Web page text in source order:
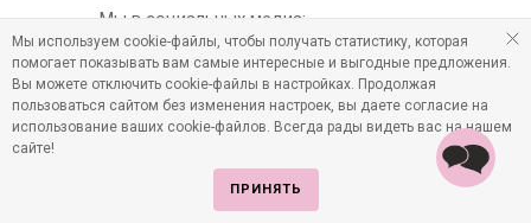
Мы в социальных медиа:
©2011-2026 Все права защищены. Интернет-магазин
Мы используем cookie-файлы, чтобы получать статистику, которая
помогает показывать вам самые интересные и выгодные предложения.
Вы можете отключить cookie-файлы в настройках. Продолжая
пользоваться сайтом без изменения настроек, вы даете согласие на
использование ваших cookie-файлов. Всегда рады видеть вас на нашем
сайте!
ПРИНЯТЬ